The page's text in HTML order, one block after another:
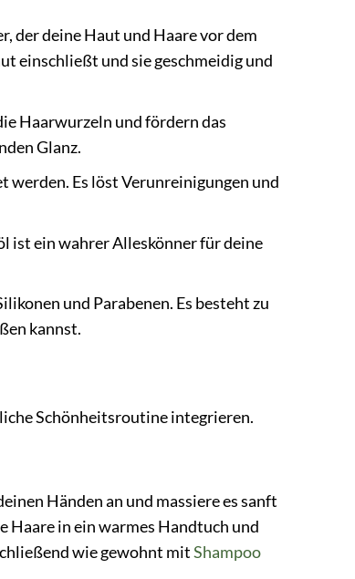
der deine Haut und Haare vor dem
einschließt und sie geschmeidig und
Haarwurzeln und fördern das
Glanz.
werden. Es löst Verunreinigungen und
ist ein wahrer Alleskönner für deine
und Parabenen. Es besteht zu
kannst.
Schönheitsroutine integrieren.
Händen an und massiere es sanft
Haare in ein warmes Handtuch und
wie gewohnt mitShampoo